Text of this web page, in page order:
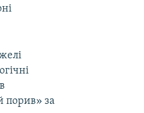
порив» за